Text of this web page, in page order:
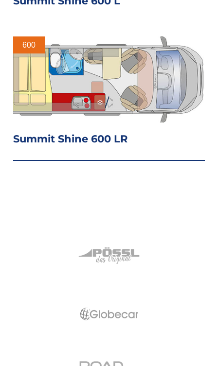
600
Summit Shine 600 LR